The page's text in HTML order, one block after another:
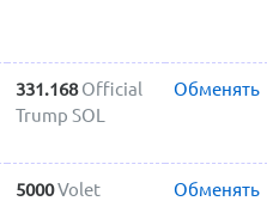
331.168 Official
Trump SOL
Обменять
5000Volet
Обменять